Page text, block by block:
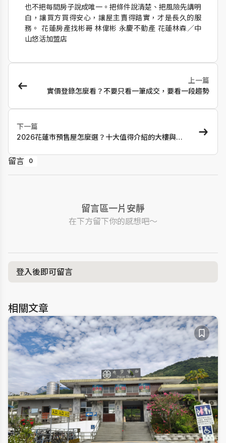
也不把每間房子說成唯一。把條件說清楚、把風險先講明
白，讓買方買得安心，讓屋主賣得踏實，才是長久的服
務。 花蓮房產找彬哥 林偉彬 永慶不動產 花蓮林森／中
山悠活加盟店
上一篇
實價登錄怎麼看？不要只看一筆成交，要看一段趨勢
下一篇
2026花蓮市預售屋怎麼選？十大值得介紹的大樓與電
留言 0
留言區一片安靜
在下方留下你的感想吧～
登入後即可留言
相關文章